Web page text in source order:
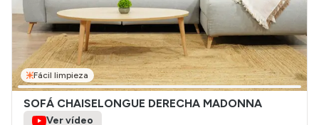
Fácil limpieza
SOFÁ CHAISELONGUE DERECHA MADONNA
Ver vídeo